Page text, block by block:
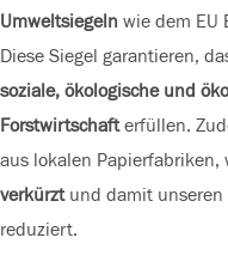
Umweltsiegeln wie dem EU
Diese Siegel garantieren,
soziale, ökologische und
Forstwirtschafterfüllen.
aus lokalen Papierfabriken,
verkürztund damit unseren
reduziert.